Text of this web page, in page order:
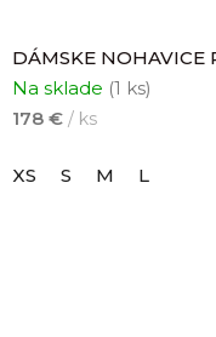
DÁMSKE NOHAVICE
Na sklade (1 ks)
178 € / ks
XS S M L